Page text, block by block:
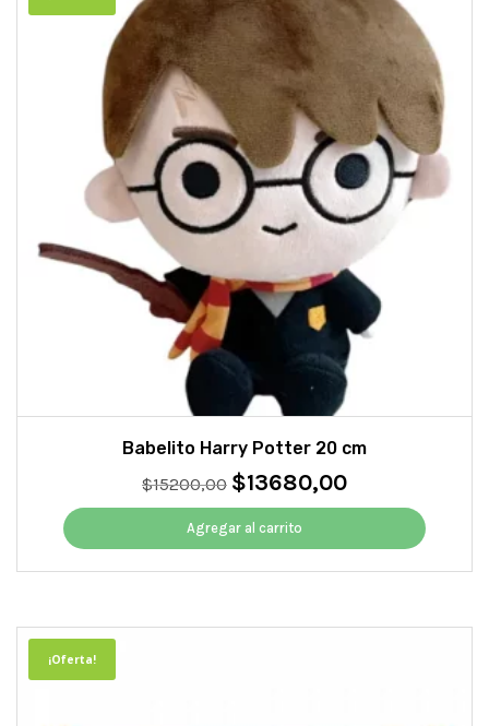
Babelito Harry Potter 20 cm
$15200,00 El
precio
original
era:
$15200,00.
$13680,00El
precio
es:
$13680,00.
Agregar al carrito
¡Oferta!